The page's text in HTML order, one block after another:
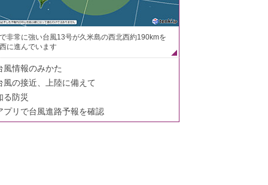
非常に強い台風13号が久米島の西北西約190kmを
に進んでいます
風情報のみかた
風の接近、上陸に備えて
る防災
プリで台風進路予報を確認